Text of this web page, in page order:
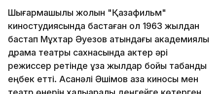
Шығармашылық жолын "Қазақфильм"
киностудиясында бастаған ол 1963 жылдан
бастап Мұхтар Әуезов атындағы академиялық
драма театры сахнасында актер әрі
режиссер ретінде ұзақ жылдар бойы табанды
еңбек етті. Асанәлі Әшімов қазақ киносы мен